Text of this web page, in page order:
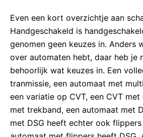
Even een kort overzichtje aan
Handgeschakeld is
genomen geen keuzes in. Anders
over automaten hebt, daar heb je
behoorlijk wat keuzes in. Een
tranmissie, een automaat met
een variatie op CVT, een CVT
met trekband, een automaat met
met DSG heeft echter ook